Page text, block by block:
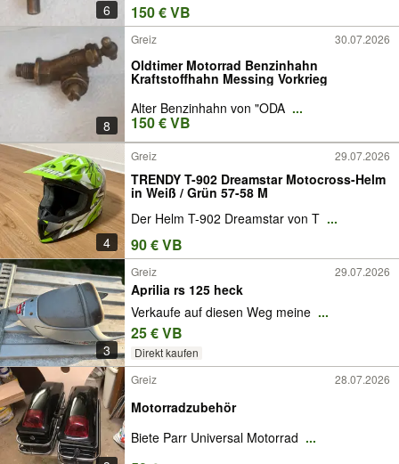
6 150 € VB
8
Greiz 30.07.2026
Oldtimer Motorrad Benzinhahn
Kraftstoffhahn Messing Vorkrieg
Alter Benzinhahn von "ODA ...
150 € VB
4
Greiz 29.07.2026
TRENDY T-902 Dreamstar Motocross-Helm
in Weiß / Grün 57-58 M
Der Helm T-902 Dreamstar von T ...
90 € VB
3
Greiz 29.07.2026
Aprilia rs 125 heck
Verkaufe auf diesen Weg meine ...
25 € VB
Direkt kaufen
Greiz 28.07.2026
Motorradzubehör
Biete Parr Universal Motorrad ...